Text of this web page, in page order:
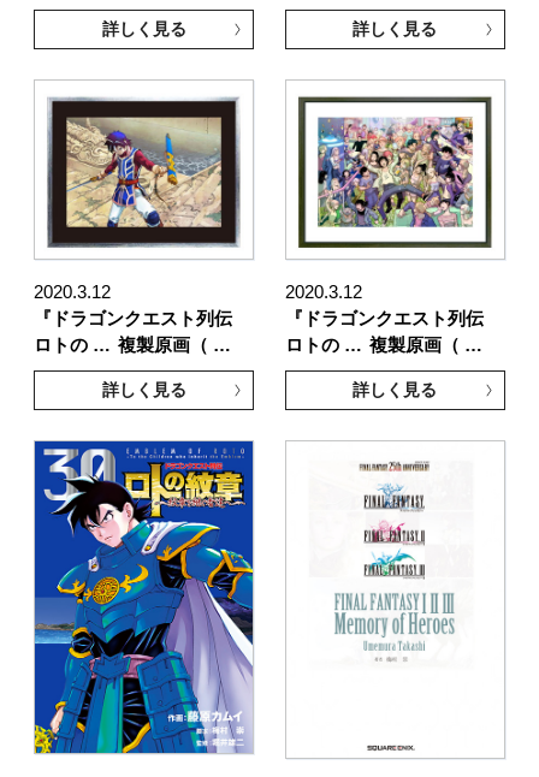
詳しく見る 詳しく見る
2020.3.12
『ドラゴンクエスト列伝
ロトの … 複製原画（ …
詳しく見る
2020.3.12
『ドラゴンクエスト列伝
ロトの … 複製原画（ …
詳しく見る